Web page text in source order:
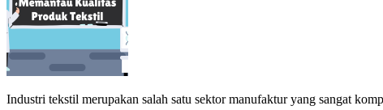
Industri tekstil merupakan salah satu sektor manufaktur yang sangat